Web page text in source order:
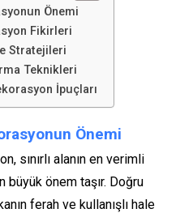
Önemi
Fikirleri
Stratejileri
Teknikleri
İpuçları
Önemi
sınırlı alanın en verimli
büyük önem taşır. Doğru
ferah ve kullanışlı hale